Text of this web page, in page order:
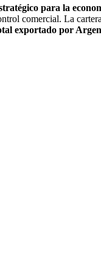
para la
comercial. La
exportado por